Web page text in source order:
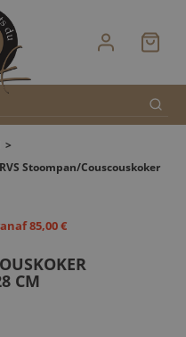
>
RVS Stoompan/Couscouskoker
85,00 €
CM